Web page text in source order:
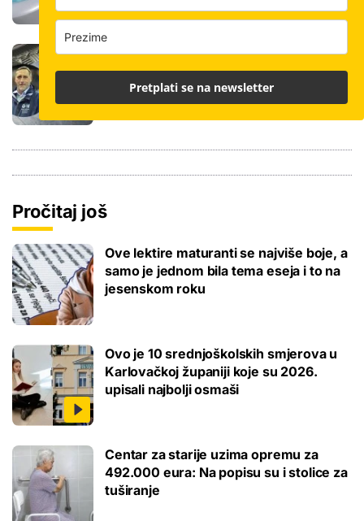
Koliko košta keramičar za kvadrat
pločica: Cijenu određuju površina,
dimenzije keramike, ali i lokacija
Pročitaj još
Ove lektire maturanti se najviše boje, a
samo je jednom bila tema eseja i to na
jesenskom roku
Ovo je 10 srednjoškolskih smjerova u
Karlovačkoj županiji koje su 2026.
upisali najbolji osmaši
Centar za starije uzima opremu za
492.000 eura: Na popisu su i stolice za
tuširanje
Pretplati se na newsletter